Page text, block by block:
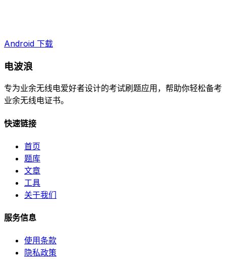
Android 下载
电波浪
专为业余无线电爱好者设计的考试刷题应用，帮助你轻松备考
业余无线电证书。
快速链接
首页
题库
文章
工具
关于我们
服务信息
使用条款
隐私政策